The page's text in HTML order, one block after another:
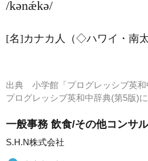
/kənǽkə/
[名]カナカ人（◇ハワイ・南
出典 小学館「プログレッシブ英和
プログレッシブ英和中辞典(第5版
一般事務 飲食/その他コンサ
S.H.N株式会社